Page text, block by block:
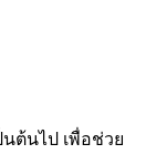
นต้นไป เพื่อช่วย